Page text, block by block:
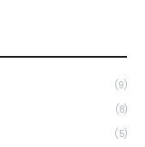
(9)
(8)
(5)